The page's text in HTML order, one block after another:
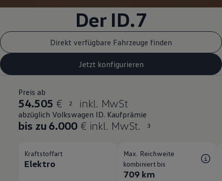
Der ID.7
Direkt verfügbare Fahrzeuge finden
Jetzt konfigurieren
Preis ab
54.505 € 2 inkl. MwSt
abzüglich Volkswagen ID. Kaufprämie
bis zu 6.000 € inkl. MwSt. 3
Kraftstoffart
Elektro
Max. Reichweite
kombiniert bis
709 km